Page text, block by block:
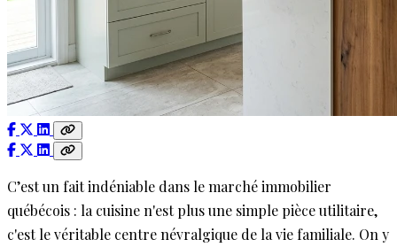
C’est un fait indéniable dans le marché immobilier
québécois : la cuisine n'est plus une simple pièce utilitaire,
c'est le véritable centre névralgique de la vie familiale. On y